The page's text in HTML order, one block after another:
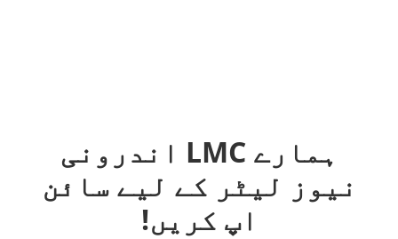
ہمارے LMC اندرونی
نیوز لیٹر کے لیے سائن
اپ کریں!